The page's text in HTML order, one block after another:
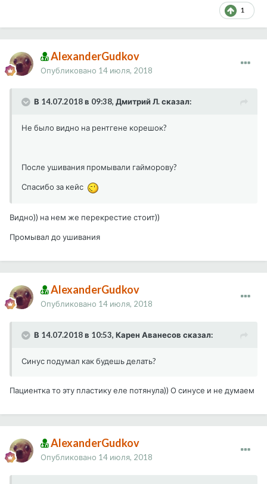
1
AlexanderGudkov
Опубликовано 14 июля, 2018
В 14.07.2018 в 09:38, Дмитрий Л. сказал:
Не было видно на рентгене корешок?
После ушивания промывали гайморову?
Спасибо за кейс
Видно)) на нем же перекрестие стоит))
Промывал до ушивания
AlexanderGudkov
Опубликовано 14 июля, 2018
В 14.07.2018 в 10:53, Карен Аванесов сказал:
Синус подумал как будешь делать?
Пациентка то эту пластику еле потянула)) О синусе и не думаем
AlexanderGudkov
Опубликовано 14 июля, 2018